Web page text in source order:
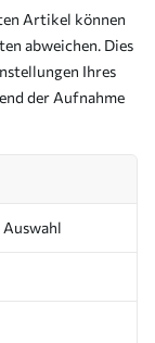
Artikel können
abweichen. Dies
Ihres
der Aufnahme